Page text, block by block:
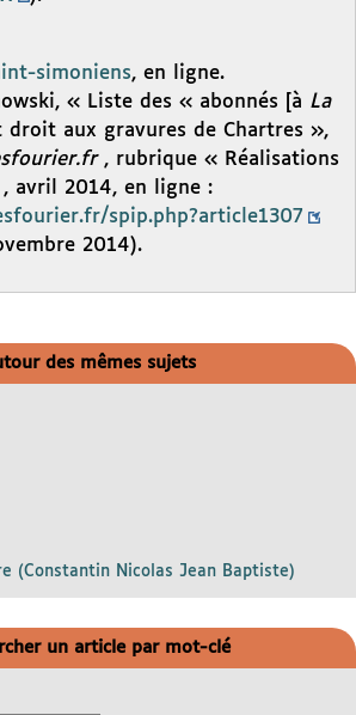
simoniens, en ligne.
« Liste des « abonnés [à La
aux gravures de Chartres »,
, rubrique « Réalisations
avril 2014, en ligne :
spip.php?article1307
2014).
des mêmes sujets
(Constantin Nicolas Jean Baptiste)
un article par mot-clé